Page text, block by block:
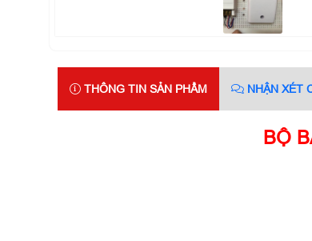
THÔNG TIN SẢN PHẨM NHẬN XÉT
BỘ